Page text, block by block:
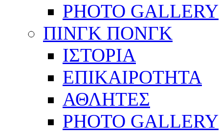
PHOTO GALLERY
ΠΙΝΓΚ ΠΟΝΓΚ
ΙΣΤΟΡΙΑ
ΕΠΙΚΑΙΡΟΤΗΤΑ
ΑΘΛΗΤΕΣ
PHOTO GALLERY